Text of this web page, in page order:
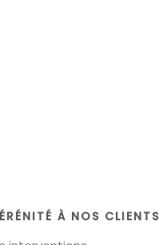
À NOS CLIENTS